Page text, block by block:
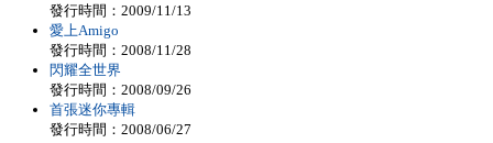
發行時間：2009/11/13
愛上Amigo
發行時間：2008/11/28
閃耀全世界
發行時間：2008/09/26
首張迷你專輯
發行時間：2008/06/27